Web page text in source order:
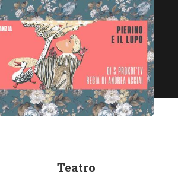
Teatro